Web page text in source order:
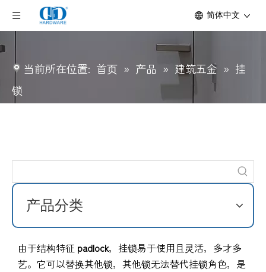
简体中文
当前所在位置: 首页 » 产品 » 建筑五金 » 挂
锁
产品分类
由于结构特征 padlock，挂锁易于使用且灵活，多才多
艺。它可以替换其他锁，其他锁无法替代挂锁角色，是